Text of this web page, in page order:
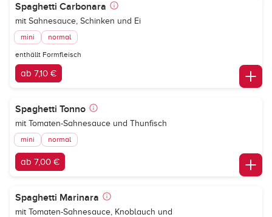
Spaghetti Carbonara
mit Sahnesauce, Schinken und Ei
mini normal
enthällt Formfleisch
ab 7,10 €
Spaghetti Tonno
mit Tomaten-Sahnesauce und Thunfisch
mini normal
ab 7,00 €
Spaghetti Marinara
mit Tomaten-Sahnesauce, Knoblauch und